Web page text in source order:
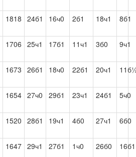
1818 24б1 16ч0 2б1 18ч1 8б1
1706 25ч1 17б1 11ч1 3б0 9ч1
1673 26б1 18ч0 22б1 20ч1
1654 27ч0 29б1 23ч1 24б1 5ч0
1520 28б1 19ч1 4б0 27ч1 6б0
1647 29ч1 27б1 1ч0 26б0 16б1